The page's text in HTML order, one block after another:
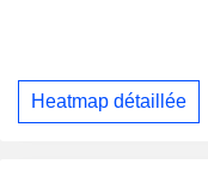
Heatmap détaillée